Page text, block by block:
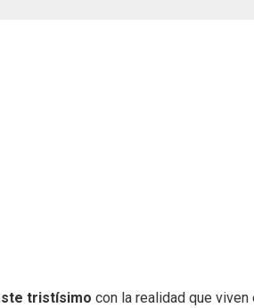
tristísimo con la realidad que